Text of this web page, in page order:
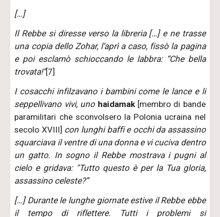
[…]
Il Rebbe si diresse verso la libreria […] e ne trasse
una copia dello Zohar, l’aprì a caso, fissò la pagina
e poi esclamò schioccando le labbra: “Che bella
trovata!”[7]
I cosacchi infilzavano i bambini come le lance e li
seppellivano vivi, uno haidamak[membro di bande
paramilitari che sconvolsero la Polonia ucraina nel
secolo XVIII] con lunghi baffi e occhi da assassino
squarciava il ventre di una donna e vi cuciva dentro
un gatto. In sogno il Rebbe mostrava i pugni al
cielo e gridava: "Tutto questo è per la Tua gloria,
assassino celeste?”
[…] Durante le lunghe giornate estive il Rebbe ebbe
il tempo di riflettere. Tutti i problemi si